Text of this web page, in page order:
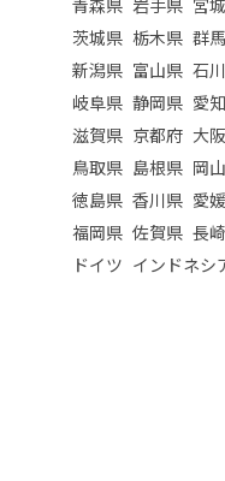
青森県 岩手県 宮
茨城県 栃木県 群
新潟県 富山県 石
岐阜県 静岡県 愛
滋賀県 京都府 大
鳥取県 島根県 岡
徳島県 香川県 愛
福岡県 佐賀県 長
ドイツ インドネシ